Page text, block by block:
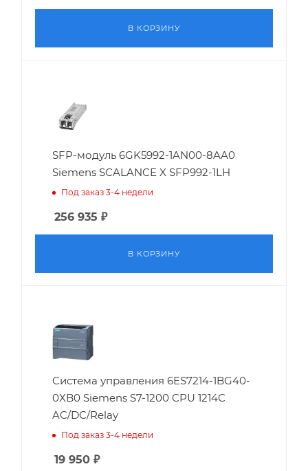
В КОРЗИНУ
SFP-модуль 6GK5992-1AN00-8AA0
Siemens SCALANCE X SFP992-1LH
Под заказ 3-4 недели
256 935 ₽
В КОРЗИНУ
Система управления 6ES7214-1BG40-
0XB0 Siemens S7-1200 CPU 1214C
AC/DC/Relay
Под заказ 3-4 недели
19 950 ₽